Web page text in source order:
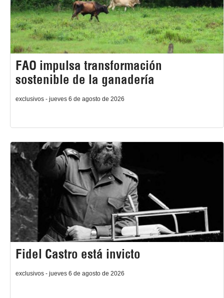
FAO impulsa transformación
sostenible de la ganadería
exclusivos - jueves 6 de agosto de 2026
Fidel Castro está invicto
exclusivos - jueves 6 de agosto de 2026